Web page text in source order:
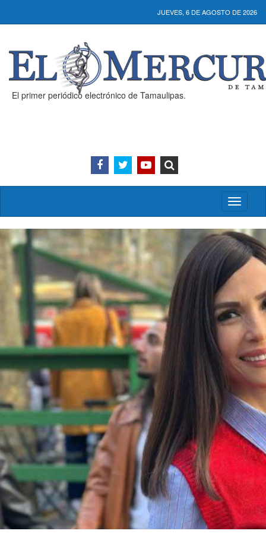
JUEVES, 6 DE AGOSTO DE 2026
El primer periódico electrónico de Tamaulipas.
Activar/
menú